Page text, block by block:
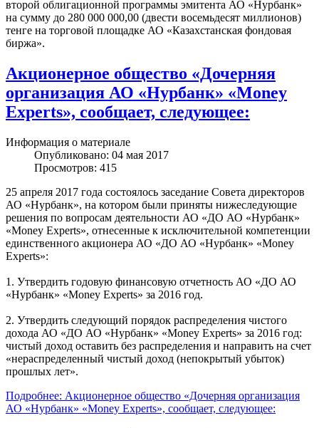
второй облигационной программы эмитента АО «Нурбанк»
на сумму до 280 000 000,00 (двести восемьдесят миллионов)
тенге на торговой площадке АО «Казахстанская фондовая
биржа».
Акционерное общество «Дочерняя
организация АО «Нурбанк» «Money
Experts», сообщает, следующее:
Информация о материале
Опубликовано: 04 мая 2017
Просмотров: 415
25 апреля 2017 года состоялось заседание Совета директоров
АО «Нурбанк», на котором были приняты нижеследующие
решения по вопросам деятельности АО «ДО АО «Нурбанк»
«Money Experts», отнесенные к исключительной компетенции
единственного акционера АО «ДО АО «Нурбанк» «Money
Experts»:
1. Утвердить годовую финансовую отчетность АО «ДО АО
«Нурбанк» «Money Experts» за 2016 год.
2. Утвердить следующий порядок распределения чистого
дохода АО «ДО АО «Нурбанк» «Money Experts» за 2016 год:
чистый доход оставить без распределения и направить на счет
«нераспределенный чистый доход (непокрытый убыток)
прошлых лет».
Подробнее: Акционерное общество «Дочерняя организация
АО «Нурбанк» «Money Experts», сообщает, следующее: